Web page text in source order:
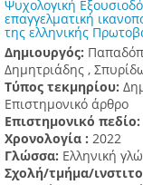
Ψυχολογική
επαγγελματική
της ελληνικής
Δημιουργός:
Δημητριάδης ,
Τύπος τεκμηρίου:
Επιστημονικό άρθρο
Επιστημονικό πεδίο:
Χρονολογία : 2022
Γλώσσα: Ελληνική
Σχολή/τμήμα/